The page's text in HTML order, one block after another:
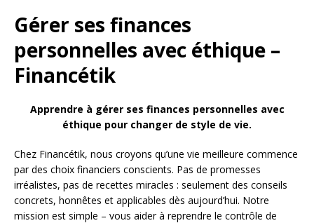
Gérer ses finances
personnelles avec éthique –
Financétik
Apprendre à gérer ses finances personnelles avec
éthique pour changer de style de vie.
Chez Financétik, nous croyons qu’une vie meilleure commence
par des choix financiers conscients. Pas de promesses
irréalistes, pas de recettes miracles : seulement des conseils
concrets, honnêtes et applicables dès aujourd’hui. Notre
mission est simple – vous aider à reprendre le contrôle de